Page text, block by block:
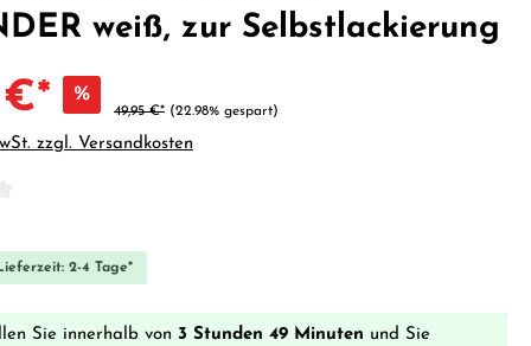
weiß, zur Selbstlackierung
€* %
49,95 €* (22.98% gespart)
zzgl. Versandkosten
Bewertung von 0 von 5 Sternen
2-4 Tage*
Sie innerhalb von 3 Stunden 49 Minuten und Sie